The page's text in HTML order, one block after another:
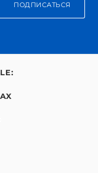
ПОДПИСАТЬСЯ